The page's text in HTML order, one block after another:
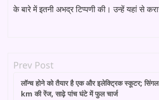
के बारे में इतनी अभद्र टिप्पणी की। उन्हें यहां से
Prev Post
लॉन्च होने को तैयार है एक और इलेक्ट्रिक स्कूटर;
km की रेंज, साढ़े पांच घंटे में फुल चार्ज